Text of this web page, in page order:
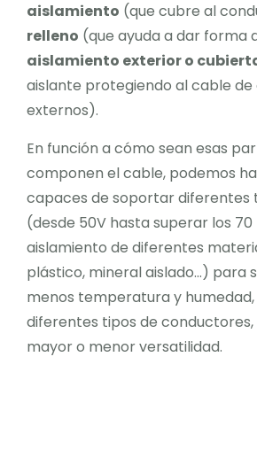
aislamiento (que cubre al
relleno (que ayuda a dar forma
aislamiento exterior o
aislante protegiendo al cable
externos).
En función a cómo sean esas
componen el cable, podemos
capaces de soportar diferentes
(desde 50V hasta superar los 70
aislamiento de diferentes
plástico, mineral aislado…) para
menos temperatura y humedad,
diferentes tipos de
mayor o menor versatilidad.